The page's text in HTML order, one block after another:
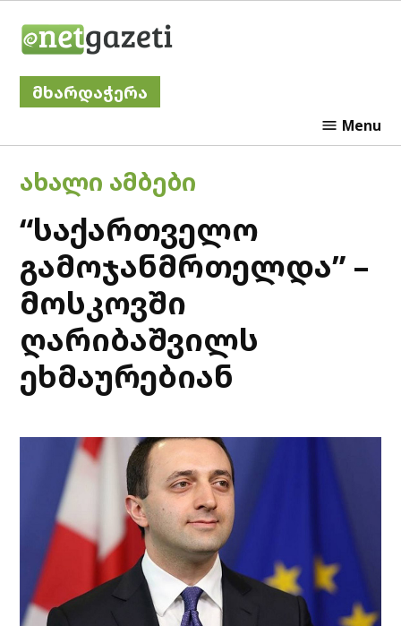
მხარდაჭერა
Menu
POSTED
IN
ᲐᲮᲐᲚᲘ ᲐᲛᲑᲔᲑᲘ
“საქართველო
გამოჯანმრთელდა” –
მოსკოვში
ღარიბაშვილს
ეხმაურებიან